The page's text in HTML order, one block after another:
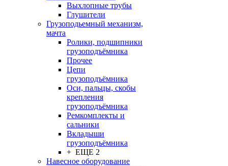
Выхлопные трубы
Глушители
Грузоподьемный механизм,
мачта
Ролики, подшипники
грузоподъёмника
Прочее
Цепи
грузоподъёмника
Оси, пальцы, скобы
крепления
грузоподъёмника
Ремкомплекты и
сальники
Вкладыши
грузоподъёмника
+ ЕЩЕ 2
Навесное оборудование